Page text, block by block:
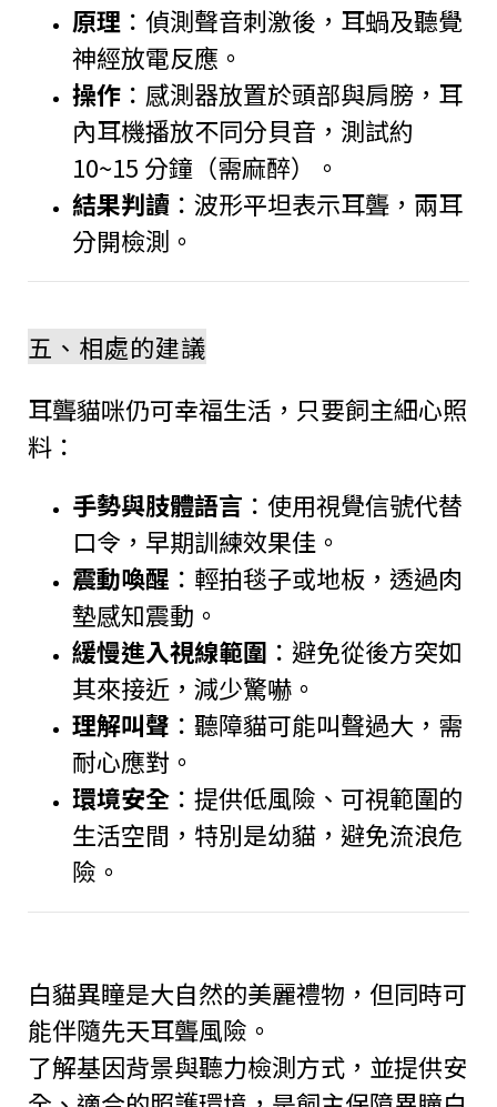
原理 ：偵測聲音刺激後，耳蝸及聽覺
神經放電反應。
操作 ：感測器放置於頭部與肩膀，耳
內耳機播放不同分貝音，測試約
10~15 分鐘（需麻醉）。
結果判讀 ：波形平坦表示耳聾，兩耳
分開檢測。
五、相處的建議
耳聾貓咪仍可幸福生活，只要飼主細心照
料：
手勢與肢體語言 ：使用視覺信號代替
口令，早期訓練效果佳。
震動喚醒 ：輕拍毯子或地板，透過肉
墊感知震動。
緩慢進入視線範圍 ：避免從後方突如
其來接近，減少驚嚇。
理解叫聲 ：聽障貓可能叫聲過大，需
耐心應對。
環境安全 ：提供低風險、可視範圍的
生活空間，特別是幼貓，避免流浪危
險。
白貓異瞳是大自然的美麗禮物，但同時可
能伴隨先天耳聾風險。
了解基因背景與聽力檢測方式，並提供安